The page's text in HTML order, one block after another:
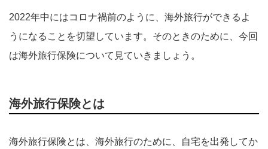
2022年中にはコロナ禍前のように、海外旅行ができるよ
うになることを切望しています。そのときのために、今回
は海外旅行保険について見ていきましょう。
海外旅行保険とは
海外旅行保険とは、海外旅行のために、自宅を出発してか